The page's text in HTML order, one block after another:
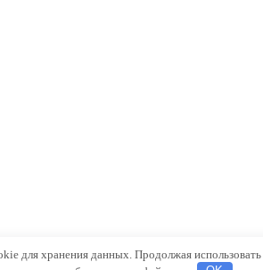
для хранения данных. Продолжая использовать